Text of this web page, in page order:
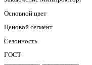
Основной цвет
Ценовой сегмент
Сезонность
ГОСТ